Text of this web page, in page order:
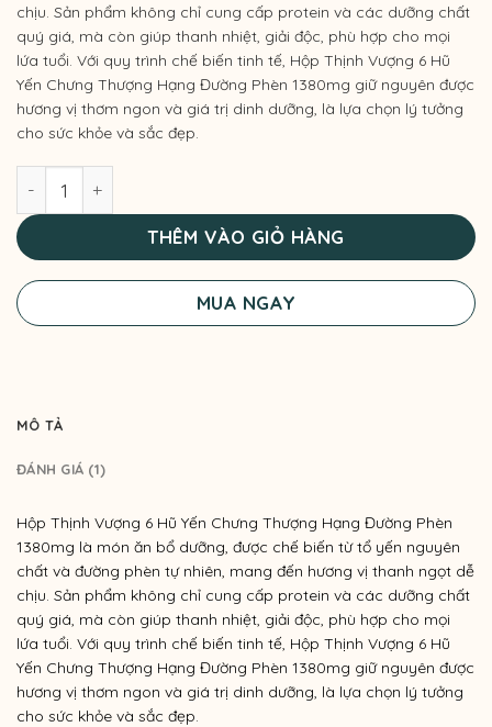
chịu. Sản phẩm không chỉ cung cấp protein và các dưỡng chất
quý giá, mà còn giúp thanh nhiệt, giải độc, phù hợp cho mọi
lứa tuổi. Với quy trình chế biến tinh tế, Hộp Thịnh Vượng 6 Hũ
Yến Chưng Thượng Hạng Đường Phèn 1380mg giữ nguyên được
hương vị thơm ngon và giá trị dinh dưỡng, là lựa chọn lý tưởng
cho sức khỏe và sắc đẹp.
THÊM VÀO GIỎ HÀNG
MUA NGAY
MÔ TẢ
ĐÁNH GIÁ (1)
Hộp Thịnh Vượng 6 Hũ Yến Chưng Thượng Hạng Đường Phèn
1380mg là món ăn bổ dưỡng, được chế biến từ tổ yến nguyên
chất và đường phèn tự nhiên, mang đến hương vị thanh ngọt dễ
chịu. Sản phẩm không chỉ cung cấp protein và các dưỡng chất
quý giá, mà còn giúp thanh nhiệt, giải độc, phù hợp cho mọi
lứa tuổi. Với quy trình chế biến tinh tế, Hộp Thịnh Vượng 6 Hũ
Yến Chưng Thượng Hạng Đường Phèn 1380mg giữ nguyên được
hương vị thơm ngon và giá trị dinh dưỡng, là lựa chọn lý tưởng
cho sức khỏe và sắc đẹp.